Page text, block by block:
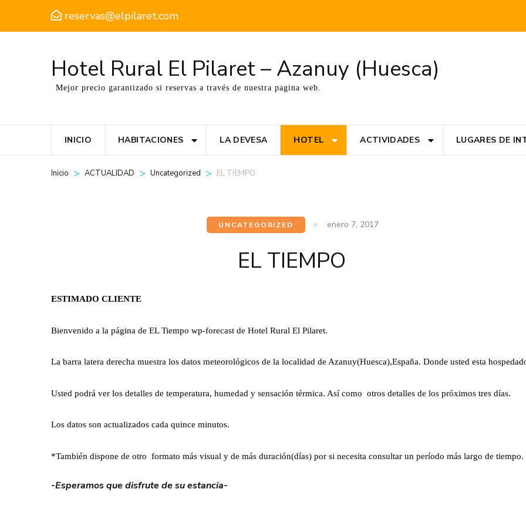
reservas@elpilaret.com
Hotel Rural El Pilaret – Azanuy (Huesca)
Mejor precio garantizado si reservas a través de nuestra pagina web.
INICIO HABITACIONES LA DEVESA HOTEL ACTIVIDADES LUGARES DE
Inicio > ACTUALIDAD > Uncategorized > EL TIEMPO
UNCATEGORIZED enero 7, 2017
EL TIEMPO
ESTIMADO CLIENTE
Bienvenido a la página de EL Tiempo wp-forecast de Hotel Rural El Pilaret.
La barra latera derecha muestra los datos meteorológicos de la localidad de Azanuy(Huesca),España. Donde usted esta
Usted podrá ver los detalles de temperatura, humedad y sensación térmica. Así como otros detalles de los próximos tres días.
Los datos son actualizados cada quince minutos.
*También dispone de otro formato más visual y de más duración(días) por si necesita consultar un período más largo de tiempo.
-Esperamos que disfrute de su estancia-